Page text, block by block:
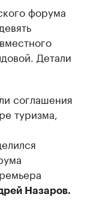
форума
Детали
соглашения
туризма,
Назаров.